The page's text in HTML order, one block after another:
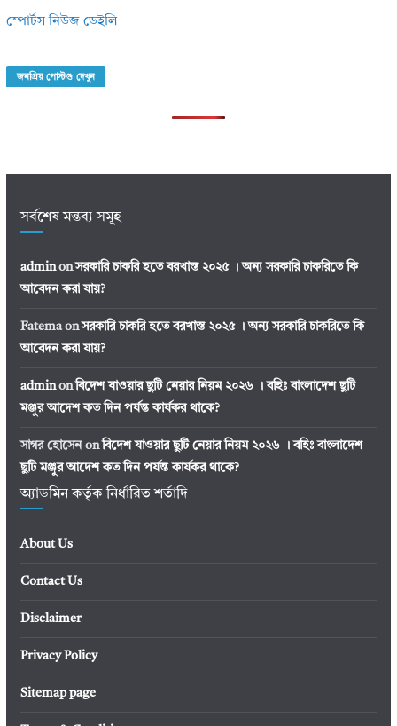
স্পোর্টস নিউজ ডেইলি
জনপ্রিয় পোস্টগু দেখুন
সর্বশেষ মন্তব্য সমূহ
adminonসরকারি চাকরি হতে বরখাস্ত ২০২৫ । অন্য সরকারি চাকরিতে কি
আবেদন করা যায়?
Fatemaonসরকারি চাকরি হতে বরখাস্ত ২০২৫ । অন্য সরকারি চাকরিতে কি
আবেদন করা যায়?
adminonবিদেশ যাওয়ার ছুটি নেয়ার নিয়ম ২০২৬ । বহিঃ বাংলাদেশ ছুটি
মঞ্জুর আদেশ কত দিন পর্যন্ত কার্যকর থাকে?
সাগর হোসেনonবিদেশ যাওয়ার ছুটি নেয়ার নিয়ম ২০২৬ । বহিঃ বাংলাদেশ
ছুটি মঞ্জুর আদেশ কত দিন পর্যন্ত কার্যকর থাকে?
অ্যাডমিন কর্তৃক নির্ধারিত শর্তাদি
About Us
Contact Us
Disclaimer
Privacy Policy
Sitemap page